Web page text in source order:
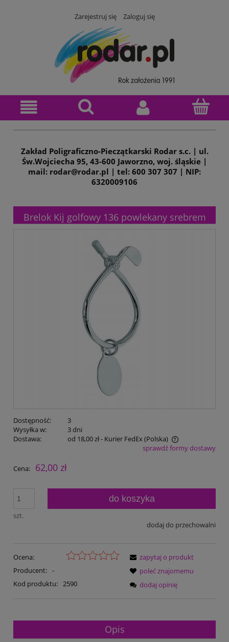
Zarejestruj się Zaloguj się
Zakład Poligraficzno-Pieczątkarski Rodar s.c. | ul.
Św.Wojciecha 95, 43-600 Jaworzno, woj. śląskie |
mail: rodar@rodar.pl | tel: 600 307 307 | NIP:
6320009106
Brelok Kij golfowy 136 powlekany srebrem
Dostępność:
3
Wysyłka w:
3 dni
Dostawa:
od 18,00 zł- Kurier FedEx(Polska)
Cena nie zawiera ewentualnych kosztów płatnościsprawdź formy dostawy
Cena: 62,00 zł
szt.
do koszyka
dodaj do przechowalni
Ocena:
Producent: -
Kod produktu: 2590
zapytaj o produkt
poleć znajomemu
dodaj opinię
Opis